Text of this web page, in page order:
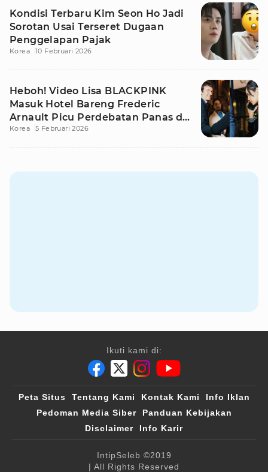
Kondisi Terbaru Kim Seon Ho Jadi
Sorotan Usai Terseret Dugaan
Penggelapan Pajak
Korea 10 Februari 2026
Heboh! Video Lisa BLACKPINK
Masuk Hotel Bareng Frederic
Arnault Picu Perdebatan Panas di
Medsos
Korea 5 Februari 2026
Ikuti kami di:
Peta Situs Tentang Kami Kontak Kami
Info Iklan
Pedoman Media Siber
Panduan Kebijakan
Disclaimer
Info Karir
IntipSeleb ©2019
| All Rights Reserved